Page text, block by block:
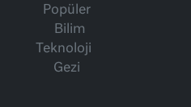
Popüler
Bilim
Teknoloji
Gezi